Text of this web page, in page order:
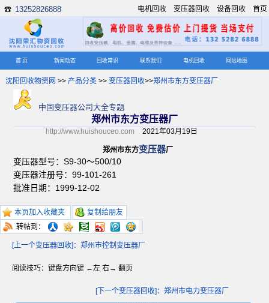
☎ 13252826888 首页
设备回收
变压器回收
电机回收
首 页 新闻动态 回收常识 联系我们 电机回收 网站地图
沈阳回收物资网 >> 产品分类>> 变压器回收>>郑州市东方变压器厂
中国变压器公司大全专题
郑州市东方变压器厂
http://www.huishouceo.com 2021年03月19日
郑州市东方变压器厂
变压器型号：S9-30～500/10
变压器注册号：99-101-261
批准日期：1999-12-02
本页加入收藏夹
复制给朋友
转帖到：
[上一个变压器回收]：郑州市控制变压器厂
阅读技巧：键盘方向键 ←左 右→ 翻页
[下一个变压器回收]：郑州市电力变压器厂